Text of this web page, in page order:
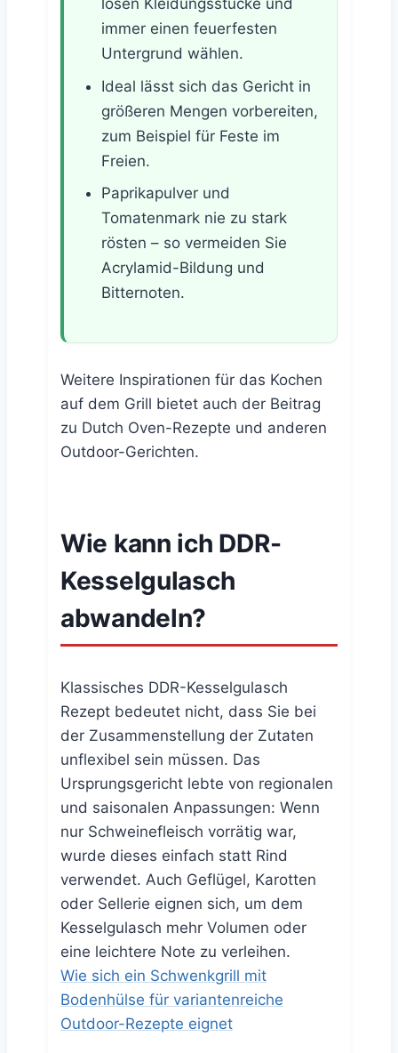
losen Kleidungsstücke und
immer einen feuerfesten
Untergrund wählen.
Ideal lässt sich das Gericht in
größeren Mengen vorbereiten,
zum Beispiel für Feste im
Freien.
Paprikapulver und
Tomatenmark nie zu stark
rösten – so vermeiden Sie
Acrylamid-Bildung und
Bitternoten.
Weitere Inspirationen für das Kochen
auf dem Grill bietet auch der Beitrag
zu Dutch Oven-Rezepte und anderen
Outdoor-Gerichten.
Wie kann ich DDR-
Kesselgulasch
abwandeln?
Klassisches DDR-Kesselgulasch
Rezept bedeutet nicht, dass Sie bei
der Zusammenstellung der Zutaten
unflexibel sein müssen. Das
Ursprungsgericht lebte von regionalen
und saisonalen Anpassungen: Wenn
nur Schweinefleisch vorrätig war,
wurde dieses einfach statt Rind
verwendet. Auch Geflügel, Karotten
oder Sellerie eignen sich, um dem
Kesselgulasch mehr Volumen oder
eine leichtere Note zu verleihen.
Wie sich ein Schwenkgrill mit
Bodenhülse für variantenreiche
Outdoor-Rezepte eignet